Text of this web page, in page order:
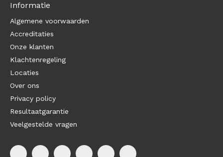
Informatie
Algemene voorwaarden
Accreditaties
Onze klanten
Klachtenregeling
Locaties
Over ons
Privacy policy
Resultaatgarantie
Veelgestelde vragen